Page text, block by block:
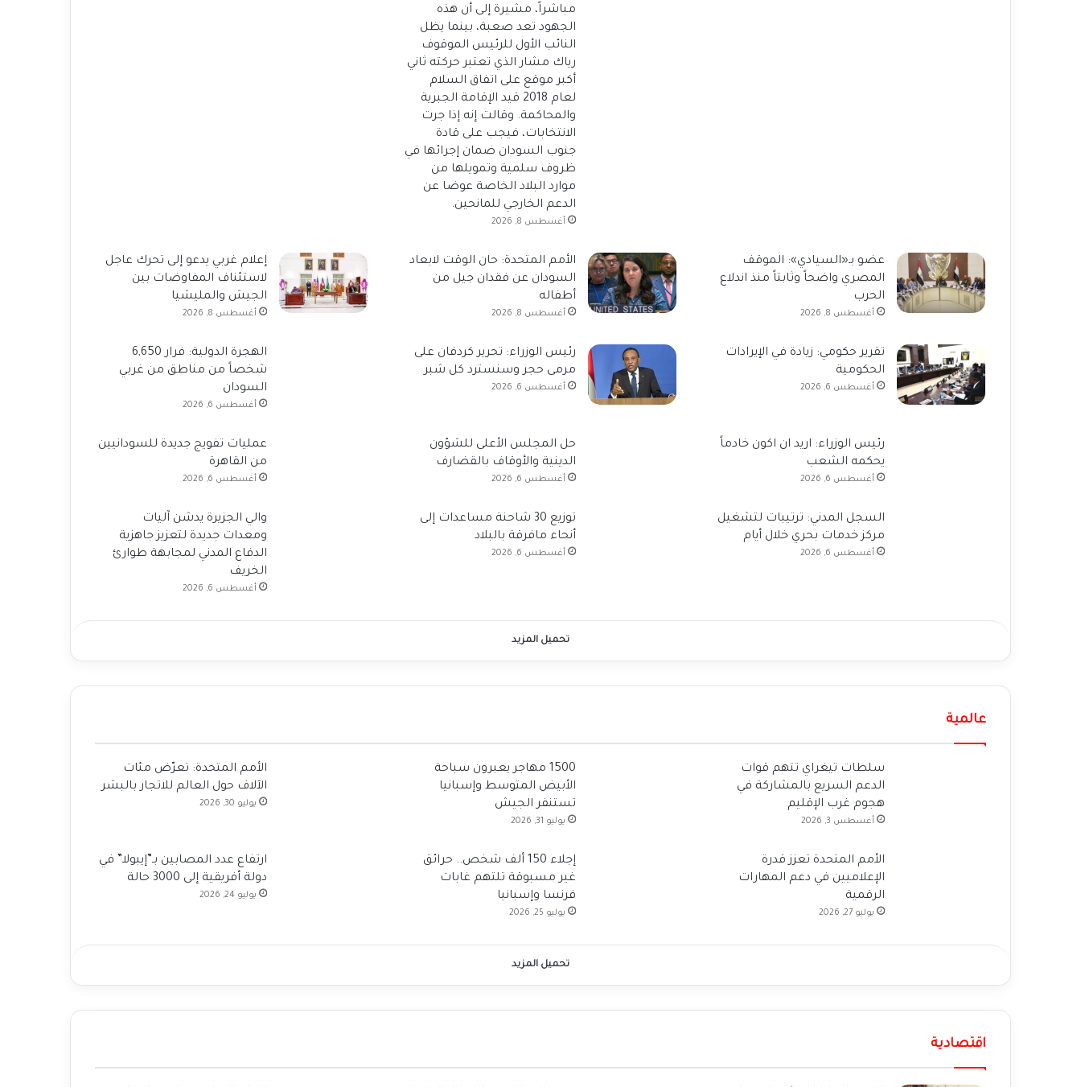
مباشراً، مشيرة إلى أن هذه
الجهود تعد صعبة، بينما يظل
النائب الأول للرئيس الموقوف
رياك مشار الذي تعتبر حركته ثاني
أكبر موقع على اتفاق السلام
لعام 2018 قيد الإقامة الجبرية
والمحاكمة. وقالت إنه إذا جرت
الانتخابات، فيجب على قادة
جنوب السودان ضمان إجرائها في
ظروف سلمية وتمويلها من
موارد البلاد الخاصة عوضا عن
الدعم الخارجي للمانحين.
أغسطس 8, 2026
عضو بـ«السيادي»: الموقف
المصري واضحاً وثابتاً منذ اندلاع
الحرب
أغسطس 8, 2026
الأمم المتحدة: حان الوقت لابعاد
السودان عن فقدان جيل من
أطفاله
أغسطس 8, 2026
إعلام غربي يدعو إلى تحرك عاجل
لاستئناف المفاوضات بين
الجيش والمليشيا
أغسطس 8, 2026
تقرير حكومي: زيادة في الإيرادات
الحكومية
أغسطس 6, 2026
رئيس الوزراء: تحرير كردفان على
مرمى حجر وسنسترد كل شبر
أغسطس 6, 2026
الهجرة الدولية: فرار 6,650
شخصاً من مناطق من غربي
السودان
أغسطس 6, 2026
رئيس الوزراء: اريد ان اكون خادماً
يحكمه الشعب
أغسطس 6, 2026
حل المجلس الأعلى للشؤون
الدينية والأوقاف بالقضارف
أغسطس 6, 2026
عمليات تفويج جديدة للسودانيين
من القاهرة
أغسطس 6, 2026
السجل المدني: ترتيبات لتشغيل
مركز خدمات بحري خلال أيام
أغسطس 6, 2026
توزيع 30 شاحنة مساعدات إلى
أنحاء مافرقة بالبلاد
أغسطس 6, 2026
والي الجزيرة يدشن آليات
ومعدات جديدة لتعزيز جاهزية
الدفاع المدني لمجابهة طوارئ
الخريف
أغسطس 6, 2026
تحميل المزيد
عالمية
سلطات تيغراي تتهم قوات
الدعم السريع بالمشاركة في
هجوم غرب الإقليم
أغسطس 3, 2026
1500 مهاجر يعبرون سباحة
الأبيض المتوسط وإسبانيا
تستنفر الجيش
يوليو 31, 2026
الأمم المتحدة: تعرّض مئات
الآلاف حول العالم للاتجار بالبشر
يوليو 30, 2026
الأمم المتحدة تعزز قدرة
الإعلاميين في دعم المهارات
الرقمية
يوليو 27, 2026
إجلاء 150 ألف شخص.. حرائق
غير مسبوقة تلتهم غابات
فرنسا وإسبانيا
يوليو 25, 2026
ارتفاع عدد المصابين بـ”إيبولا” في
دولة أفريقية إلى 3000 حالة
يوليو 24, 2026
تحميل المزيد
اقتصادية